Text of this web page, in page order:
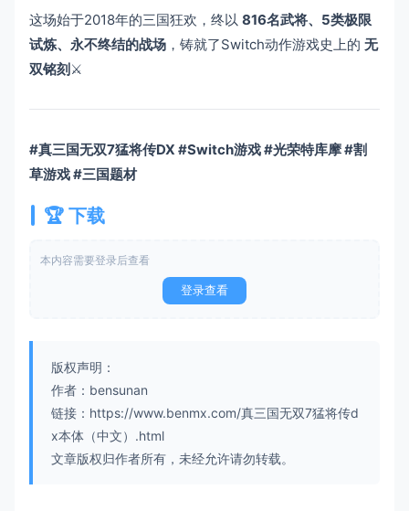
这场始于2018年的三国狂欢，终以 ​ ​816名武将、5类极限
试炼、永不终结的战场​ ​，铸就了Switch动作游戏史上的 ​ ​无
双铭刻​​⚔️
​#真三国无双7猛将传DX #Switch游戏 #光荣特库摩 #割
草游戏 #三国题材​
🏆 ​ ​下载
本内容需要登录后查看
登录查看
版权声明：
作者：bensunan
链接：https://www.benmx.com/真三国无双7猛将传d
x本体（中文）.html
文章版权归作者所有，未经允许请勿转载。